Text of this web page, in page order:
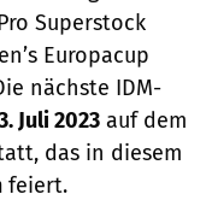
Superstock
Europacup
nächste IDM-
Juli 2023 auf dem
das in diesem
feiert.